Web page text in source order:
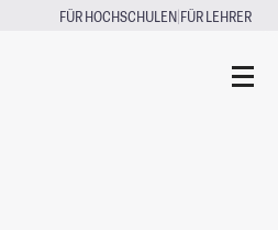
FÜR HOCHSCHULEN|FÜR LEHRER